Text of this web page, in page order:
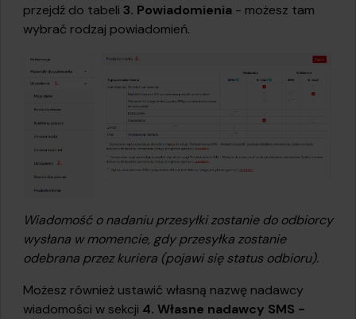
przejdź do tabeli 3. Powiadomienia - możesz tam
wybrać rodzaj powiadomień.
Wiadomość o nadaniu przesyłki zostanie do odbiorcy
wysłana w momencie, gdy przesyłka zostanie
odebrana przez kuriera (pojawi się status odbioru).
Możesz również ustawić własną nazwę nadawcy
wiadomości w sekcji 4. Własne nadawcy SMS -